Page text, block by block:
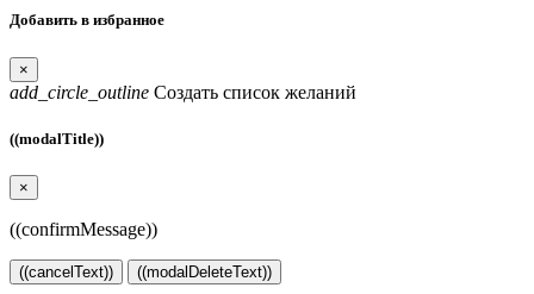
Добавить в избранное
×
add_circle_outline Создать список желаний
((modalTitle))
×
((confirmMessage))
((cancelText)) ((modalDeleteText))